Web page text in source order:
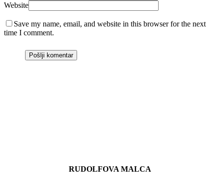
Website
Save my name, email, and website in this browser for the next
time I comment.
RUDOLFOVA MALCA